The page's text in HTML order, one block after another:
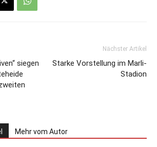
siegen
Nächster Artikel
Starke Vorstellung im Marli-
Stadion
Mehr vom Autor